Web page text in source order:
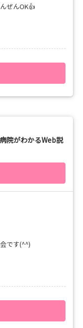
お伝えします。
歓迎です。
す◆
ない。でも地域の
は避けたい…」
育制度が整った医
ぜんOK👍
ラム。
もらいたいと思って
ます。
_ _ _ _ _ _ _ _ _ _ _ _
お申し込みくださ
_ _ _ _ _ _ _ _ _ _ _ _
院がわかるWeb説
です(^^)